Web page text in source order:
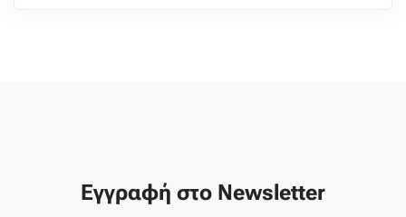
Εγγραφή στο Newsletter